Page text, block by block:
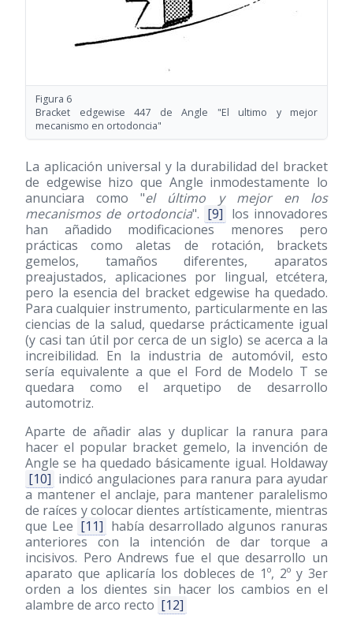
Figura 6
Bracket edgewise 447 de Angle "El ultimo y mejor
mecanismo en ortodoncia"
La aplicación universal y la durabilidad del bracket
de edgewise hizo que Angle inmodestamente lo
anunciara como "el último y mejor en los
mecanismos de ortodoncia". [9] los innovadores
han añadido modificaciones menores pero
prácticas como aletas de rotación, brackets
gemelos, tamaños diferentes, aparatos
preajustados, aplicaciones por lingual, etcétera,
pero la esencia del bracket edgewise ha quedado.
Para cualquier instrumento, particularmente en las
ciencias de la salud, quedarse prácticamente igual
(y casi tan útil por cerca de un siglo) se acerca a la
increibilidad. En la industria de automóvil, esto
sería equivalente a que el Ford de Modelo T se
quedara como el arquetipo de desarrollo
automotriz.
Aparte de añadir alas y duplicar la ranura para
hacer el popular bracket gemelo, la invención de
Angle se ha quedado básicamente igual. Holdaway
[10] indicó angulaciones para ranura para ayudar
a mantener el anclaje, para mantener paralelismo
de raíces y colocar dientes artísticamente, mientras
que Lee [11] había desarrollado algunos ranuras
anteriores con la intención de dar torque a
incisivos. Pero Andrews fue el que desarrollo un
aparato que aplicaría los dobleces de 1º, 2º y 3er
orden a los dientes sin hacer los cambios en el
alambre de arco recto [12]